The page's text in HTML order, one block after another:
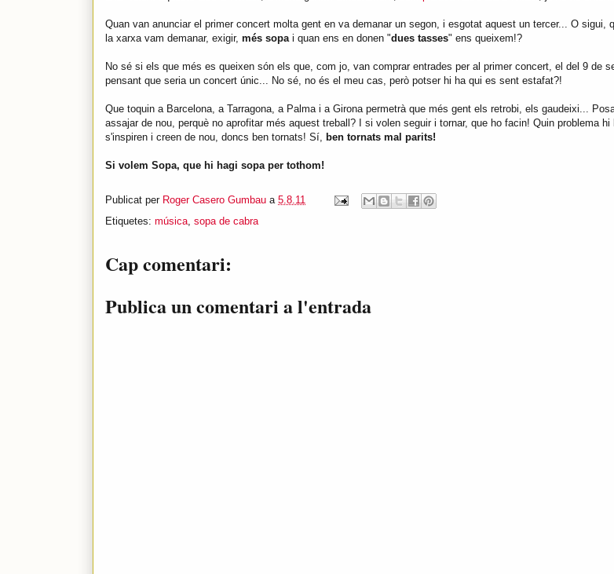
Quan van anunciar el primer concert molta gent en va demanar un segon, i esgotat aquest un tercer... O sigui,
la xarxa vam demanar, exigir, més sopa i quan ens en donen "dues tasses" ens queixem!?
No sé si els que més es queixen són els que, com jo, van comprar entrades per al primer concert, el del 9 de
pensant que seria un concert únic... No sé, no és el meu cas, però potser hi ha qui es sent estafat?!
Que toquin a Barcelona, a Tarragona, a Palma i a Girona permetrà que més gent els retrobi, els gaudeixi...
assajar de nou, perquè no aprofitar més aquest treball? I si volen seguir i tornar, que ho facin! Quin problema hi
s'inspiren i creen de nou, doncs ben tornats! Sí, ben tornats mal parits!
Si volem Sopa, que hi hagi sopa per tothom!
Publicat per Roger Casero Gumbau a 5.8.11
Etiquetes: música sopa de cabra
Cap comentari:
Publica un comentari a l'entrada